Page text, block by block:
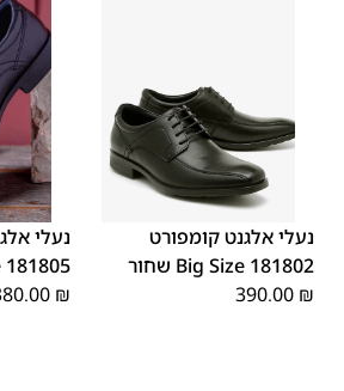
נעלי אלגנט קומפורט
181802 Big Size שחור
390.00 ₪
47
48נעלי
181805 Big Size שחור
₪